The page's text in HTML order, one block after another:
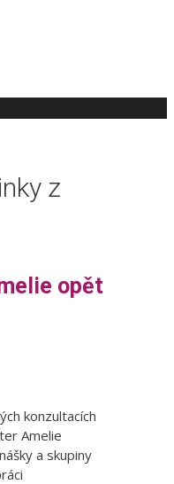
z
opět
konzultacích
Amelie
a skupiny